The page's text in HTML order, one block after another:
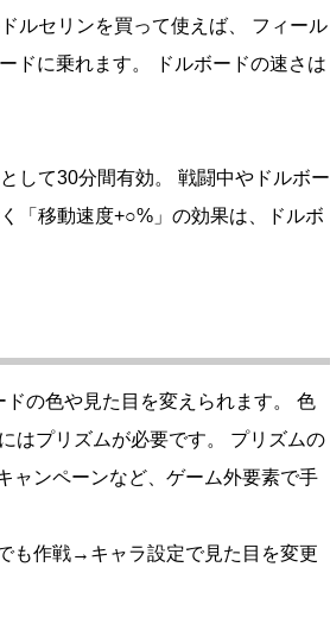
ルセリンを買って使えば、 フィール
ドに乗れます。 ドルボードの速さは
して30分間有効。 戦闘中やドルボー
「移動速度+○%」の効果は、ドルボ
の色や見た目を変えられます。 色
はプリズムが必要です。 プリズムの
ャンペーンなど、ゲーム外要素で手
も作戦→キャラ設定で見た目を変更